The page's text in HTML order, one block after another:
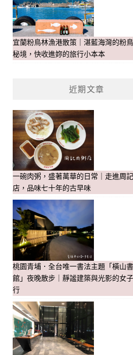
宜蘭粉鳥林漁港散策｜湛藍海灣的粉
秘境，快收進妳的旅行小本本
近期文章
一碗肉粥，盛著萬華的日常｜走進周
店，品味七十年的古早味
桃園青埔．全台唯一書法主題「橫山
館」夜晚散步｜靜謐建築與光影的女
行